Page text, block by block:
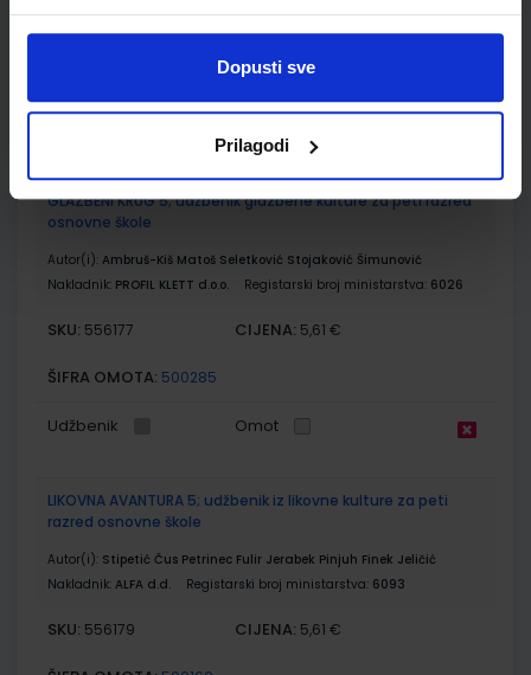
Dopusti sve
Prilagodi
SKU:556489 CIJENA:12,00 €
GLAZBENI KRUG 5; udžbenik glazbene kulture za peti razred
osnovne škole
Autor(i): Ambruš-Kiš Matoš Seletković Stojaković Šimunović
Nakladnik: PROFIL KLETT d.o.o. Registarski broj ministarstva: 6026
SKU: 556177 CIJENA: 5,61 €
ŠIFRA OMOTA: 500285
Udžbenik Omot
LIKOVNA AVANTURA 5; udžbenik iz likovne kulture za peti
razred osnovne škole
Autor(i): Stipetić Čus Petrinec Fulir Jerabek Pinjuh Finek Jeličić
Nakladnik: ALFA d.d. Registarski broj ministarstva: 6093
SKU: 556179 CIJENA: 5,61 €